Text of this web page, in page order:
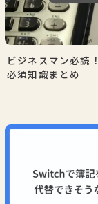
ビジネスマン必読
必須知識まとめ